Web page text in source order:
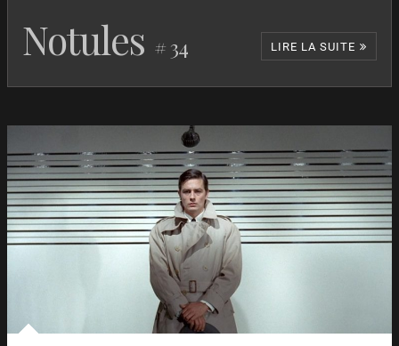
Notules # 34
Misanthrope
Damián
Szifrón
USA 2023
Past Lives Celine Song USA
2023
Love Lies Bleeding
Rose Glass USA
2024
Showing up
Kelly
Reichardt
USA 2022
Nimród
Antal
Indiana Jones et le Cadran de
la destinée
James
Mangold
LIRE LA SUITE